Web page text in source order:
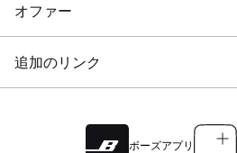
オファー
追加のリンク
ボーズアプリ